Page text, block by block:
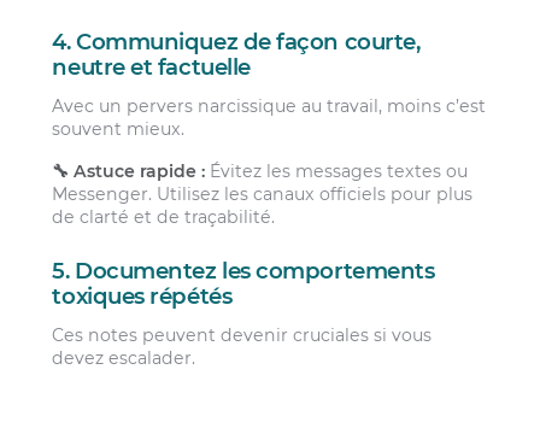
4. Communiquez de façon courte,
neutre et factuelle
Avec un pervers narcissique au travail, moins c’est
souvent mieux.
🔧 Astuce rapide : Évitez les messages textes ou
Messenger. Utilisez les canaux officiels pour plus
de clarté et de traçabilité.
5. Documentez les comportements
toxiques répétés
Ces notes peuvent devenir cruciales si vous
devez escalader.